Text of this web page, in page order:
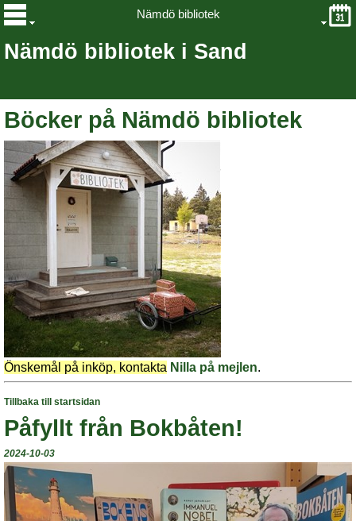
Nämdö bibliotek i Sand
Nämdö bibliotek
Böcker på Nämdö bibliotek
Önskemål på inköp, kontakta Nilla på mejlen.
Tillbaka till startsidan
Påfyllt från Bokbåten!
2024-10-03